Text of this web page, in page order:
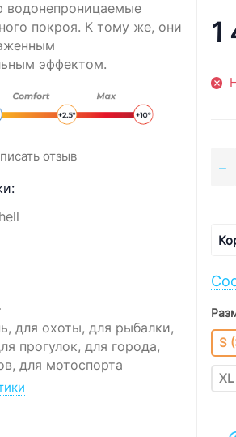
водонепроницаемые
покроя. К тому же, они
эффектом.
отзыв
для охоты, для рыбалки,
прогулок, для города,
для мотоспорта
1
S